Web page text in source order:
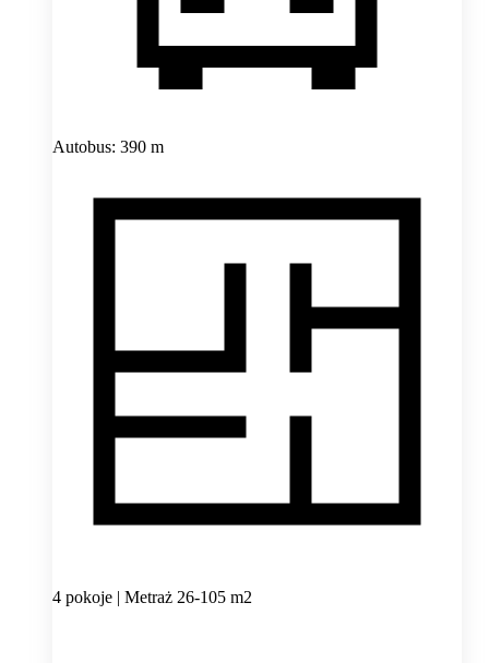
Autobus: 390 m
4 pokoje | Metraż 26-105 m2